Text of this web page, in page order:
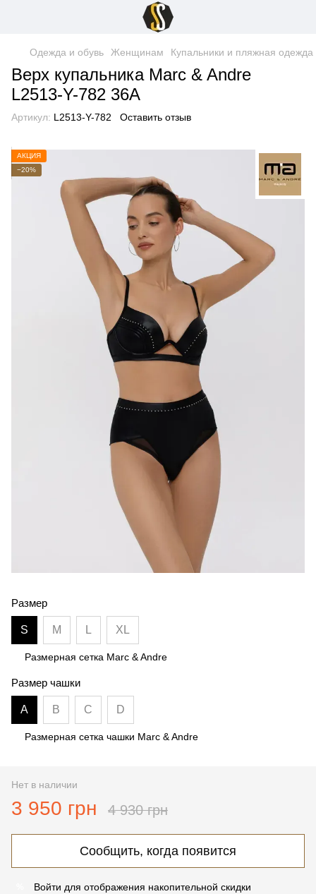
Одежда и обувь Женщинам Купальники и пляжная одежда
Верх купальника Marc & Andre
L2513-Y-782 36A
Артикул: L2513-Y-782 Оставить отзыв
АКЦИЯ
−20%
Размер
S M L XL
Размерная сетка Marc & Andre
Размер чашки
A B C D
Размерная сетка чашки Marc & Andre
Нет в наличии
3 950 грн 4 930 грн
Сообщить, когда появится
Войти для отображения накопительной скидки